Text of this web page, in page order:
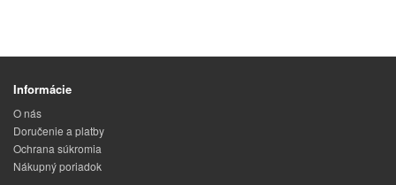
Informácie
O nás
Doručenie a platby
Ochrana súkromia
Nákupný poriadok